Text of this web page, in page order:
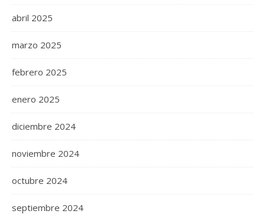
abril 2025
marzo 2025
febrero 2025
enero 2025
diciembre 2024
noviembre 2024
octubre 2024
septiembre 2024